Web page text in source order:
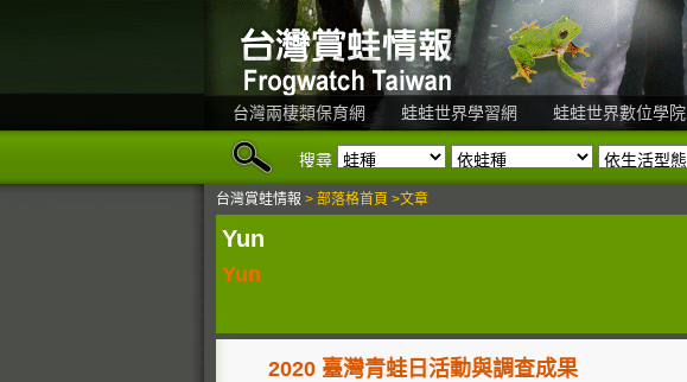
台灣兩棲類保育網 蛙蛙世界學習網 蛙蛙世界數位學院
搜尋
台灣賞蛙情報 > 部落格首頁 >文章
Yun
Yun
2020 臺灣青蛙日活動與調查成果